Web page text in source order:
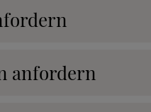
anfordern